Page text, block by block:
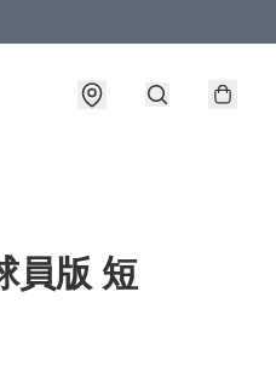
員版 短